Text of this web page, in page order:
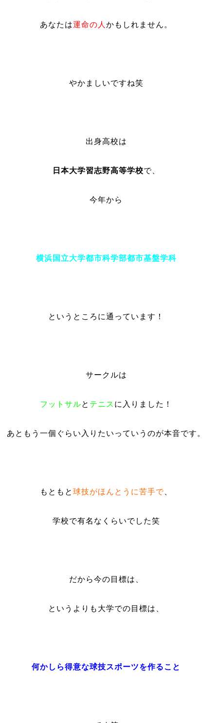
あなたは運命の人かもしれません。
やかましいですね笑
出身高校は
日本大学習志野高等学校で、
今年から
横浜国立大学都市科学部都市基盤学科
というところに通っています！
サークルは
フットサルと テニス に入りました！
あともう一個ぐらい入りたいっていうのが本音です。
もともと球技がほんとうに苦手で
学校で有名なくらいでした笑
だから今の目標は、
というよりも大学での目標は、
何かしら得意な球技スポーツを作ること